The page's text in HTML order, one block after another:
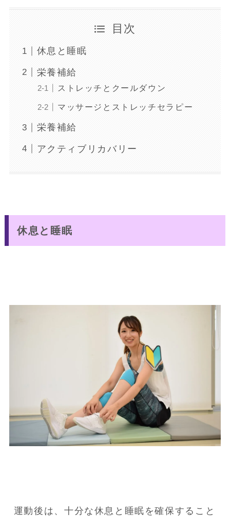
目次
休息と睡眠
栄養補給
ストレッチとクールダウン
マッサージとストレッチセラピー
栄養補給
アクティブリカバリー
休息と睡眠
運動後は、十分な休息と睡眠を確保すること